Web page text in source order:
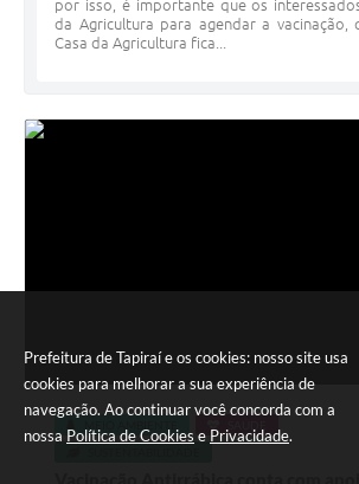
Prefeitura de Tapiraí e os cookies: nosso site usa
cookies para melhorar a sua experiência de
navegação. Ao continuar você concorda com a
nossa Política de Cookies e Privacidade.
por isso, é importante que os
da Agricultura para agendar a vacinação,
Casa da Agricultura fica...
Vacinação Antirrábica conta com